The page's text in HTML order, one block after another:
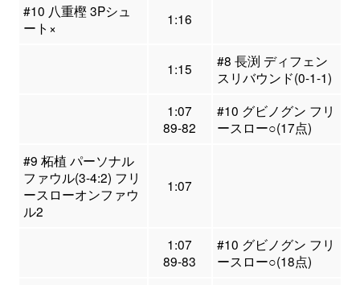
#10 八重樫 3Pシュ
ート×
1:16
1:15
#8 長渕 ディフェン
スリバウンド(0-1-1)
1:07
89-82
#10 グビノグン フリ
ースロー○(17点)
#9 柘植 パーソナル
ファウル(3-4:2) フリ
ースローオンファウ
ル2
1:07
1:07
89-83
#10 グビノグン フリ
ースロー○(18点)